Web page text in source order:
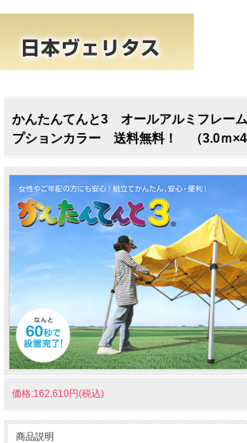
かんたんてんと3 オールアルミフレ
プションカラー 送料無料！ （3.0ｍ
価格:162,610円(税込)
商品説明